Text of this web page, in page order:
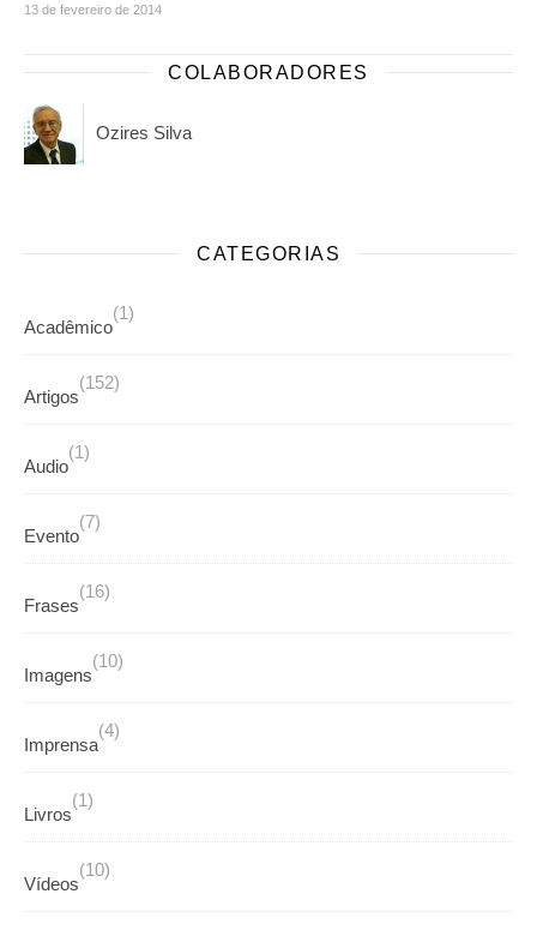
13 de fevereiro de 2014
COLABORADORES
Ozires Silva
CATEGORIAS
Acadêmico
(1)
Artigos
(152)
Audio
(1)
Evento
(7)
Frases
(16)
Imagens
(10)
Imprensa
(4)
Livros
(1)
Vídeos
(10)